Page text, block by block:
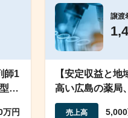
師1
店
万円
譲渡
【安定収益と
高い広島の薬局
り門前医師との
売上高